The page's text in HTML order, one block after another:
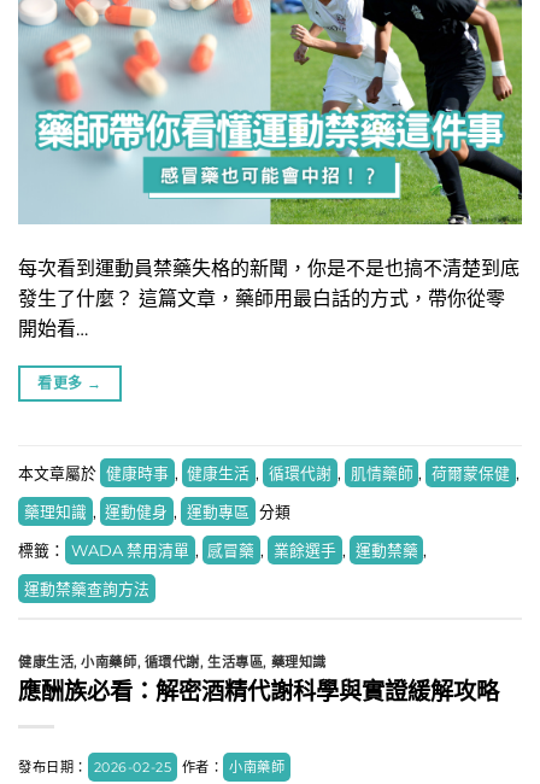
每次看到運動員禁藥失格的新聞，你是不是也搞不清楚到底
發生了什麼？ 這篇文章，藥師用最白話的方式，帶你從零
開始看…
看更多 →
本文章屬於 健康時事 , 健康生活 , 循環代謝 , 肌情藥師 , 荷爾蒙保健 ,
藥理知識 , 運動健身 , 運動專區 分類
標籤： WADA 禁用清單 , 感冒藥 , 業餘選手 , 運動禁藥 ,
運動禁藥查詢方法
健康生活,小南藥師, 循環代謝,生活專區, 藥理知識
應酬族必看：解密酒精代謝科學與實證緩解攻略
發布日期： 2026-02-25 作者： 小南藥師